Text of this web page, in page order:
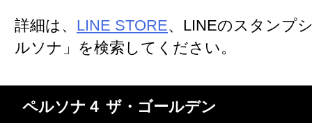
詳細は、 LINE STORE、LINEのスタンプ
ルソナ」を検索してください。
ペルソナ４ ザ・ゴールデン